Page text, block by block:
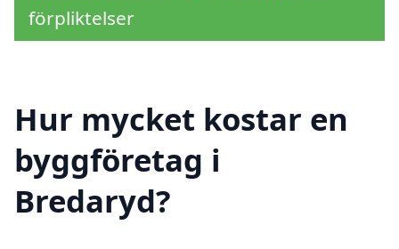
förpliktelser
Hur mycket kostar en
byggföretag i
Bredaryd?